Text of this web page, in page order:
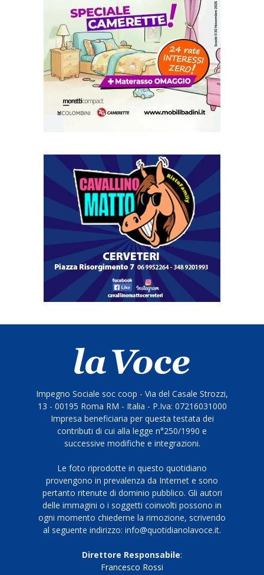
Impegno Sociale soc coop - Via del Casale Strozzi,
13 - 00195 Roma RM - Italia - P.Iva: 07216031000
Impresa beneficiaria per questa testata dei
contributi di cui alla legge n°250/1990 e
successive modifiche e integrazioni.
Le foto riprodotte in questo quotidiano
provengono in prevalenza da Internet e sono
pertanto ritenute di dominio pubblico. Gli autori
delle immagini o i soggetti coinvolti possono in
ogni momento chiederne la rimozione, scrivendo
al seguente indirizzo: info@quotidianolavoce.it.
Direttore Responsabile:
Francesco Rossi